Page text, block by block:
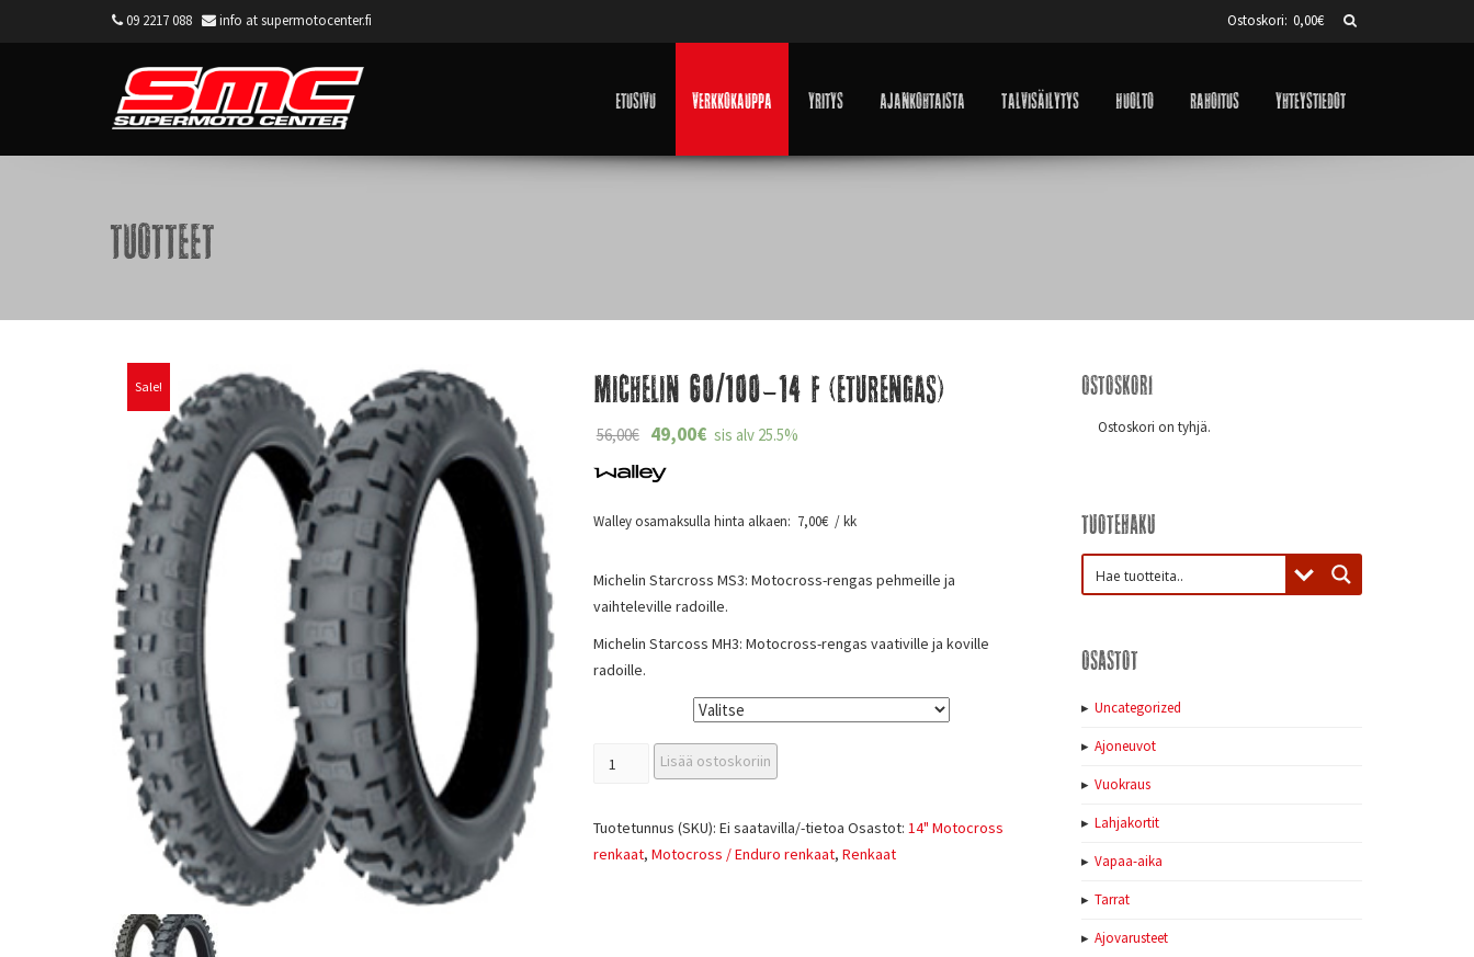
09 2217 088 info at supermotocenter.fi Ostoskori: 0,00€
Etusivu Verkkokauppa Yritys Ajankohtaista Talvisäilytys Huolto Rahoitus Yhteystiedot
Tuotteet
Sale! Michelin 60/100-14 F (eturengas)
56,00€ 49,00€ sis alv 25.5%
Walley osamaksulla hinta alkaen: 7,00€ / kk
Michelin Starcross MS3: Motocross-rengas pehmeille ja
vaihteleville radoille.
Michelin Starcoss MH3: Motocross-rengas vaativille ja koville
radoille.
Lisää ostoskoriin
Tuotetunnus (SKU): Ei saatavilla/-tietoa Osastot: 14" Motocross
renkaat, Motocross / Enduro renkaat, Renkaat
Ostoskori
Ostoskori on tyhjä.
Tuotehaku
Osastot
Uncategorized
Ajoneuvot
Vuokraus
Lahjakortit
Vapaa-aika
Tarrat
Ajovarusteet